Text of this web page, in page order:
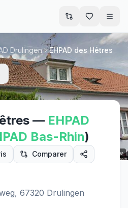
Street View
Drulingen EHPAD des Hêtres
— EHPAD
Bas-Rhin)
Comparer
67320 Drulingen